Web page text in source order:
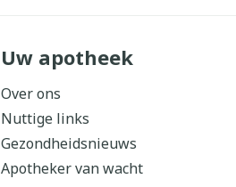
Uw apotheek
Over ons
Nuttige links
Gezondheidsnieuws
Apotheker van wacht